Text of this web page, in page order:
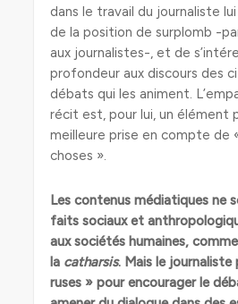
dans le travail du journaliste
de la position de surplomb -
aux journalistes-, et de
profondeur aux discours des
débats qui les animent.
récit est, pour lui, un élément
meilleure prise en compte de
choses ».
Les contenus médiatiques ne
faits sociaux et
aux sociétés humaines,
la catharsis. Mais le
ruses » pour encourager le